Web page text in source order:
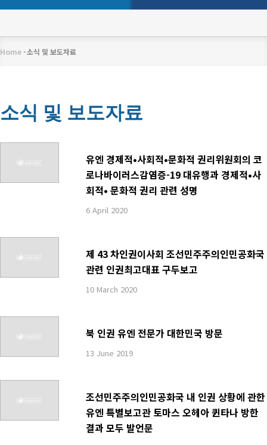
메
경
Home-소식 및 보도자료
소식 및 보도자료
유엔 경제적•사회적•문화적 권리위원회의 코
로나바이러스감염증-19 대유행과 경제적•사
회적• 문화적 권리 관련 성명
6 April 2020
제 43 차인권이사회 조선민주주의인민공화국
관련 인권최고대표 구두보고
10 March 2020
북 인권 유엔 전문가 대한민국 방문
13 June 2019
조선민주주의인민공화국 내 인권 상황에 관한
유엔 특별보고관 토마스 오헤아 퀸타나 방한
결과 모두 발언문